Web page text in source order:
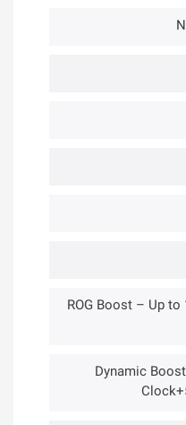
ROG Boost – Up
Dynamic